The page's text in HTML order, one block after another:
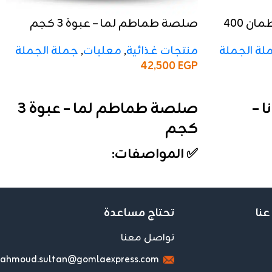
صلصة طماطم ريفانا – برطمان 400
الجملة
–
على
صلصة طماطم لما – عبوة 3 كجم
منتجات غذائية, معلبات, جملة الجملة
42,500EGP
صلصة طماطم لما – عبوة 3
كجم
✅ المواصفات:
التعبئة:الكرتونة تحتوي على 4 علب
الخامة: عبوة محكمة تحفظ الطعم
والقوام الطبيعي للطماطم
التقفيل:فاخر ومناسب للتخزين
تحتاج مساعدة
تواصل معنا